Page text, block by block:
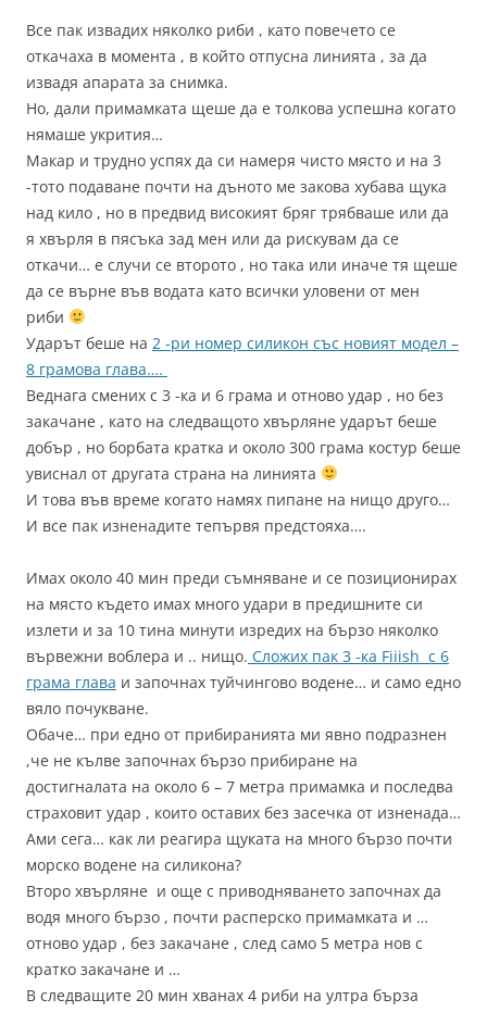
Все пак извадих няколко риби , като повечето се
откачаха в момента , в който отпусна линията , за да
извадя апарата за снимка.
Но, дали примамката щеше да е толкова успешна когато
нямаше укрития…
Макар и трудно успях да си намеря чисто място и на 3
-тото подаване почти на дъното ме закова хубава щука
над кило , но в предвид високият бряг трябваше или да
я хвърля в пясъка зад мен или да рискувам да се
откачи… е случи се второто , но така или иначе тя щеше
да се върне във водата като всички уловени от мен
риби
Ударът беше на 2 -ри номер силикон със новият модел –
8 грамова глава….
Веднага смених с 3 -ка и 6 грама и отново удар , но без
закачане , като на следващото хвърляне ударът беше
добър , но борбата кратка и около 300 грама костур беше
увиснал от другата страна на линията
И това във време когато намях пипане на нищо друго…
И все пак изненадите тепървя предстояха….
Имах около 40 мин преди съмняване и се позиционирах
на място където имах много удари в предишните си
излети и за 10 тина минути изредих на бързо няколко
вървежни воблера и .. нищо. Сложих пак 3 -ка Fiiish с 6
грама глава и започнах туйчингово водене… и само едно
вяло почукване.
Обаче… при едно от прибиранията ми явно подразнен
,че не кълве започнах бързо прибиране на
достигналата на около 6 – 7 метра примамка и последва
страховит удар , които оставих без засечка от изненада…
Ами сега… как ли реагира щуката на много бързо почти
морско водене на силикона?
Второ хвърляне и още с приводняването започнах да
водя много бързо , почти расперско примамката и …
отново удар , без закачане , след само 5 метра нов с
кратко закачане и …
В следващите 20 мин хванах 4 риби на ултра бърза